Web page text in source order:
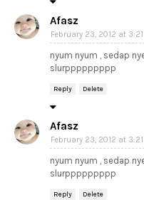
Afasz
February 23, 2012 at 3:21
nyum nyum , sedap
slurppppppppp
Reply Delete
Afasz
February 23, 2012 at 3:21
nyum nyum , sedap
slurppppppppp
Reply Delete